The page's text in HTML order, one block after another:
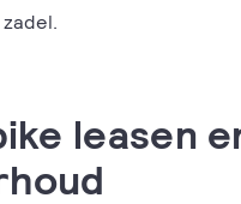
leasen